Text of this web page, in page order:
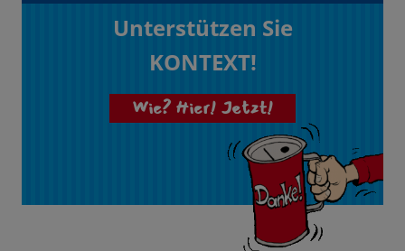
Unterstützen Sie
KONTEXT!
Wie? Hier! Jetzt!